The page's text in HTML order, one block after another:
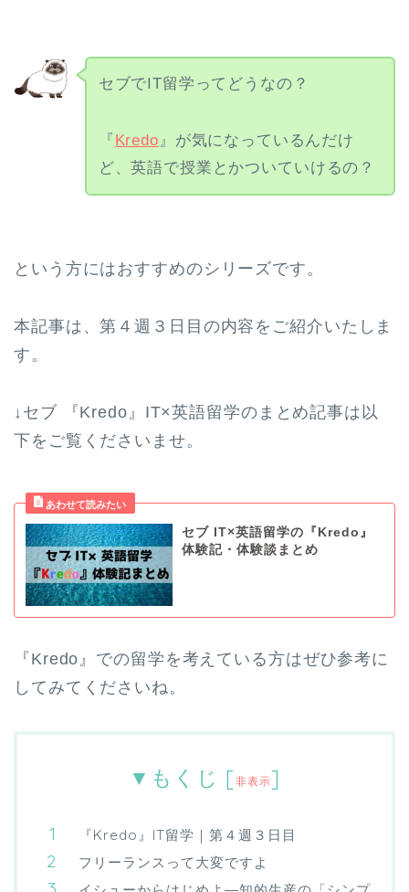
セブでIT留学ってどうなの？
『 Kredo』が気になっているんだけ
ど、英語で授業とかついていけるの？
という方にはおすすめのシリーズです。
本記事は、第４週３日目の内容をご紹介いたしま
す。
↓セブ 『Kredo』IT×英語留学のまとめ記事は以
下をご覧くださいませ。
セブ IT×英語留学の『Kredo』
体験記・体験談まとめ
『Kredo』での留学を考えている方はぜひ参考に
してみてくださいね。
▼もくじ [ 非表示]
『Kredo』IT留学｜第４週３日目
フリーランスって大変ですよ